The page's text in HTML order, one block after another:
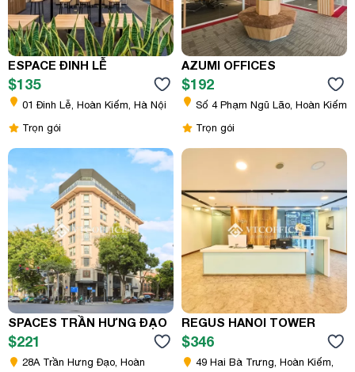
ESPACE ĐINH LỄ
$135
01 Đinh Lễ, Hoàn Kiếm, Hà Nội
Trọn gói
AZUMI OFFICES
$192
Số 4 Phạm Ngũ Lão, Hoàn Kiếm
Trọn gói
SPACES TRẦN HƯNG ĐẠO
$221
28A Trần Hưng Đạo, Hoàn
REGUS HANOI TOWER
$346
49 Hai Bà Trưng, Hoàn Kiếm,